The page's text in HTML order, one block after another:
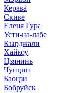
Керава
Скиве
Еленя Гура
Усти-на-лабе
Кырджали
Хайкоу
Цзянинь
Чунцин
Баоцзи
Бобруйск